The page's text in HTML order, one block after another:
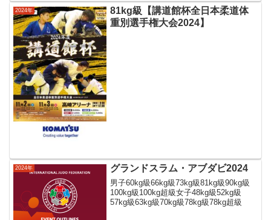
2024年
81kg級【講道館杯全日本柔道体
重別選手権大会2024】
2024年 グランドスラム・アブダビ2024
男子60kg級66kg級73kg級81kg級90kg級
100kg級100kg超級女子48kg級52kg級
57kg級63kg級70kg級78kg級78kg超級